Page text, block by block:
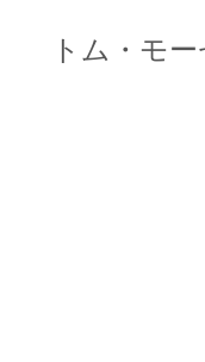
トム・モ